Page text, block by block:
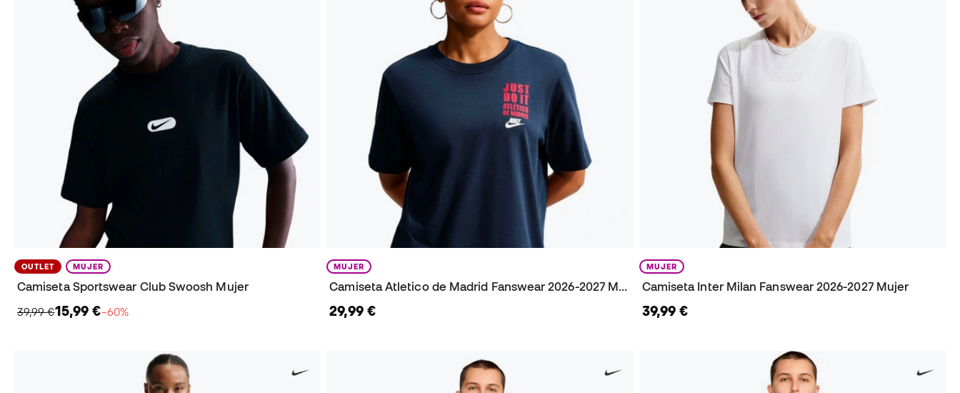
OUTLET MUJER
Camiseta Sportswear Club Swoosh Mujer
39,99 €15,99 €−60%
MUJER
Camiseta Atletico de Madrid Fanswear 2026-2027 Mujer
29,99 €
MUJER
Camiseta Inter Milan Fanswear 2026-2027 Mujer
39,99 €